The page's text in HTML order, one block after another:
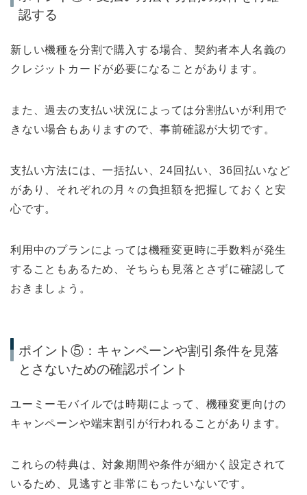
認する
新しい機種を分割で購入する場合、契約者本人名義の
クレジットカードが必要になることがあります。
また、過去の支払い状況によっては分割払いが利用で
きない場合もありますので、事前確認が大切です。
支払い方法には、一括払い、24回払い、36回払いなど
があり、それぞれの月々の負担額を把握しておくと安
心です。
利用中のプランによっては機種変更時に手数料が発生
することもあるため、そちらも見落とさずに確認して
おきましょう。
ポイント⑤：キャンペーンや割引条件を見落
とさないための確認ポイント
ユーミーモバイルでは時期によって、機種変更向けの
キャンペーンや端末割引が行われることがあります。
これらの特典は、対象期間や条件が細かく設定されて
いるため、見逃すと非常にもったいないです。